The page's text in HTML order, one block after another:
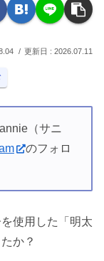
2026.07.11
（サニ
のフォロ
使用した「明太
か？